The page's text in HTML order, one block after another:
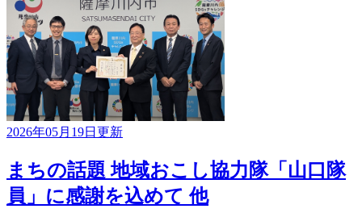
2026年05月19日更新
まちの話題 地域おこし協力隊「山口隊
員」に感謝を込めて 他